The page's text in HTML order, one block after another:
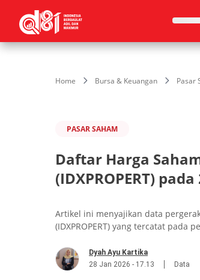
Home Bursa & Keuangan Pasar
PASAR SAHAM
Daftar Harga
(IDXPROPERT)
Artikel ini menyajikan data
(IDXPROPERT) yang tercatat pada
Dyah Ayu Kartika
28 Jan 2026 - 17.13
Data